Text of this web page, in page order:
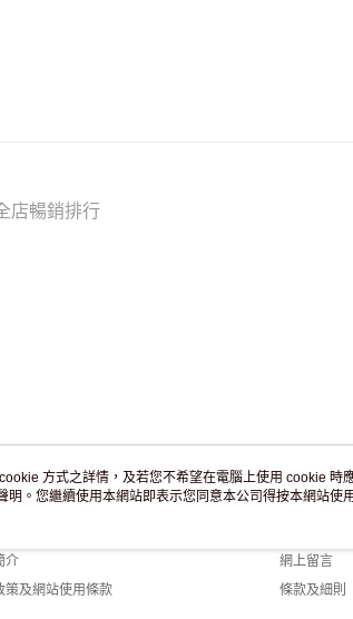
店暢銷排行
們
介
策及網站使用條款
客戶服務
網上留言
條款及細則
方式之詳情，及若您不希望在電腦上使用 cookie 時
明。您繼續使用本網站即表示您同意本公司得按本網站使